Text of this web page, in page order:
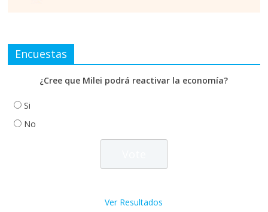
Encuestas
¿Cree que Milei podrá reactivar la economía?
Si
No
Ver Resultados